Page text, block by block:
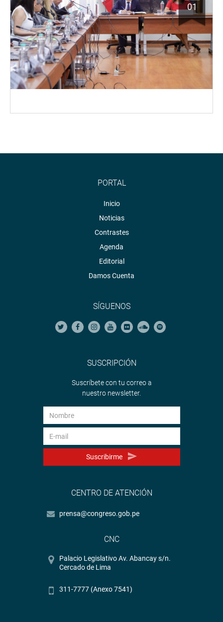
01
PORTAL
Inicio
Noticias
Contrastes
Agenda
Editorial
Damos Cuenta
SÍGUENOS
SUSCRIPCIÓN
Suscríbete con tu correo a
nuestro newsletter.
Suscribirme
CENTRO DE ATENCIÓN
prensa@congreso.gob.pe
CNC
Palacio Legislativo Av. Abancay s/n.
Cercado de Lima
311-7777 (Anexo 7541)